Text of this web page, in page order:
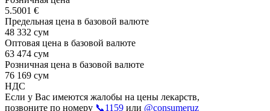
5.5001 €
Предельная цена в базовой валюте
48 332 сум
Оптовая цена в базовой валюте
63 474 сум
Розничная цена в базовой валюте
76 169 сум
НДС
Если у Вас имеются жалобы на цены лекарств,
позвоните по номеру 📞1159 или @consumeruz